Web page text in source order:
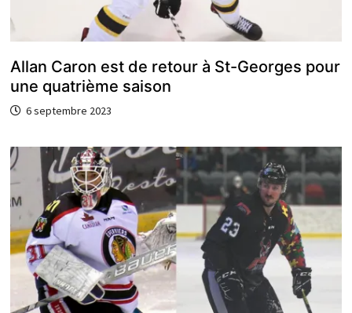
Allan Caron est de retour à St-Georges pour
une quatrième saison
6 septembre 2023